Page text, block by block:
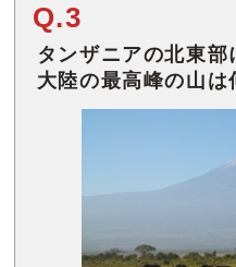
Q.3
タンザニアの北東
大陸の最高峰の山は